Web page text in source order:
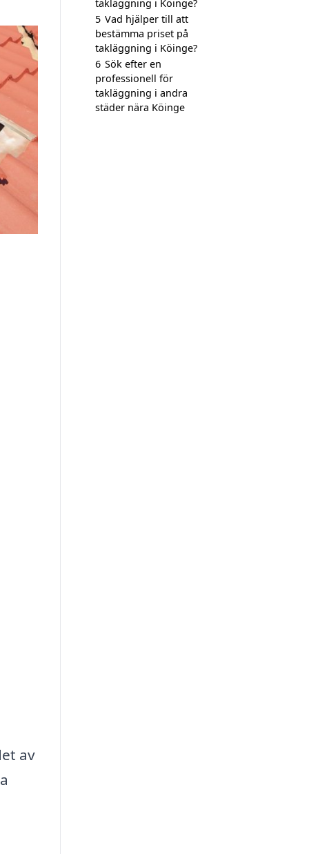
av
takläggning i Köinge?
5 Vad hjälper till att
bestämma priset på
takläggning i Köinge?
6 Sök efter en
professionell för
takläggning i andra
städer nära Köinge